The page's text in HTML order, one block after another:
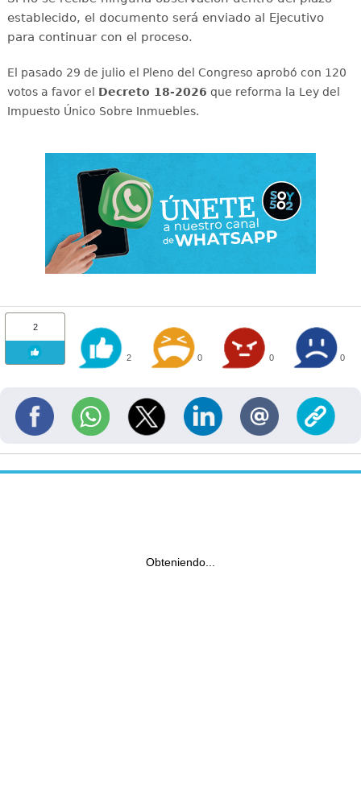
establecido, el documento será enviado al Ejecutivo
para continuar con el proceso.
El pasado 29 de julio el Pleno del Congreso aprobó con 120
votos a favor el Decreto 18-2026 que reforma la Ley del
Impuesto Único Sobre Inmuebles.
2
2 0 0 0
Obteniendo...